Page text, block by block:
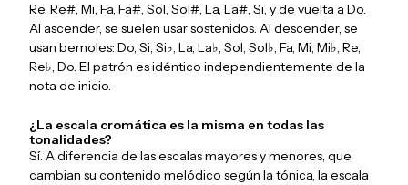
Re, Re#, Mi, Fa, Fa#, Sol, Sol#, La, La#, Si, y de vuelta a Do.
Al ascender, se suelen usar sostenidos. Al descender, se
usan bemoles: Do, Si, Si♭, La, La♭, Sol, Sol♭, Fa, Mi, Mi♭, Re,
Re♭, Do. El patrón es idéntico independientemente de la
nota de inicio.
¿La escala cromática es la misma en todas las
tonalidades?
Sí. A diferencia de las escalas mayores y menores, que
cambian su contenido melódico según la tónica, la escala